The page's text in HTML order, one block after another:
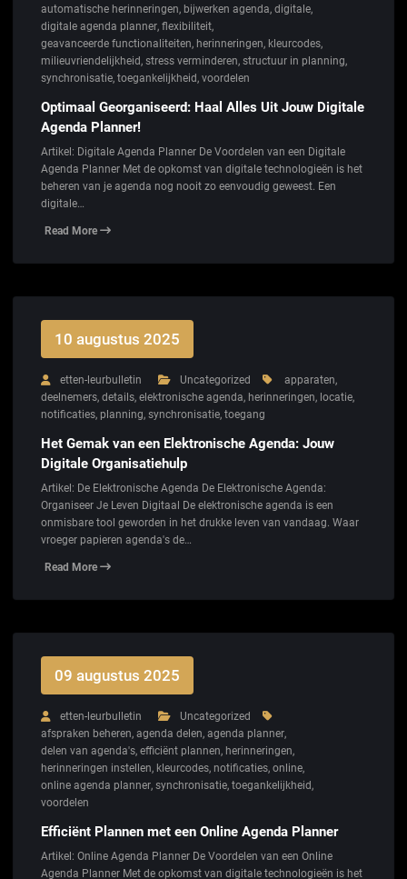
automatische herinneringen, bijwerken agenda, digitale,
digitale agenda planner, flexibiliteit,
geavanceerde functionaliteiten, herinneringen, kleurcodes,
milieuvriendelijkheid, stress verminderen, structuur in planning,
synchronisatie, toegankelijkheid, voordelen
Optimaal Georganiseerd: Haal Alles Uit Jouw Digitale
Agenda Planner!
Artikel: Digitale Agenda Planner De Voordelen van een Digitale
Agenda Planner Met de opkomst van digitale technologieën is het
beheren van je agenda nog nooit zo eenvoudig geweest. Een
digitale…
Read More
10 augustus 2025
etten-leurbulletin Uncategorized apparaten,
deelnemers, details, elektronische agenda, herinneringen, locatie,
notificaties, planning, synchronisatie, toegang
Het Gemak van een Elektronische Agenda: Jouw
Digitale Organisatiehulp
Artikel: De Elektronische Agenda De Elektronische Agenda:
Organiseer Je Leven Digitaal De elektronische agenda is een
onmisbare tool geworden in het drukke leven van vandaag. Waar
vroeger papieren agenda's de…
Read More
09 augustus 2025
etten-leurbulletin
Uncategorized
afspraken beheren, agenda delen, agenda planner,
delen van agenda's, efficiënt plannen, herinneringen,
herinneringen instellen, kleurcodes, notificaties, online,
online agenda planner, synchronisatie, toegankelijkheid,
voordelen
Efficiënt Plannen met een Online Agenda Planner
Artikel: Online Agenda Planner De Voordelen van een Online
Agenda Planner Met de opkomst van digitale technologieën is het